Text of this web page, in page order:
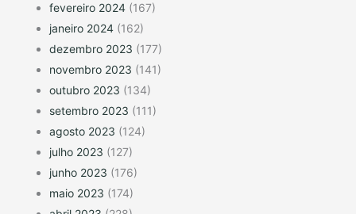
fevereiro 2024 (167)
janeiro 2024 (162)
dezembro 2023 (177)
novembro 2023 (141)
outubro 2023 (134)
setembro 2023 (111)
agosto 2023 (124)
julho 2023 (127)
junho 2023 (176)
maio 2023 (174)